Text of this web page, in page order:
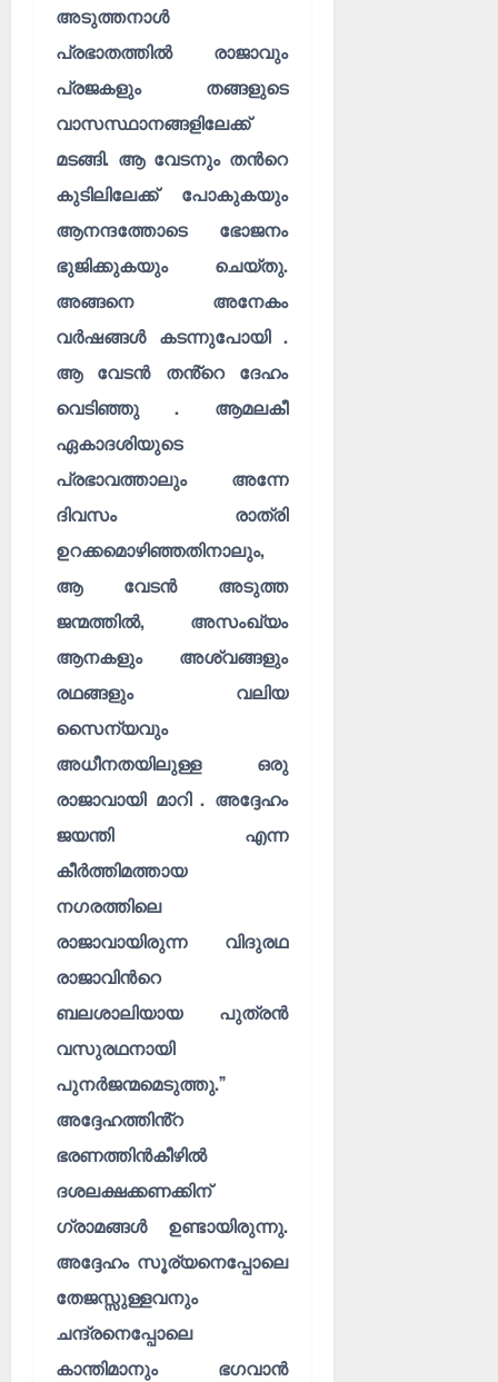
അടുത്തനാൾ
പ്രഭാതത്തിൽ രാജാവും
പ്രജകളും തങ്ങളുടെ
വാസസ്ഥാനങ്ങളിലേക്ക്
മടങ്ങി. ആ വേടനും തൻറെ
കുടിലിലേക്ക് പോകുകയും
ആനന്ദത്തോടെ ഭോജനം
ഭുജിക്കുകയും ചെയ്തു.
അങ്ങനെ അനേകം
വർഷങ്ങൾ കടന്നുപോയി .
ആ വേടൻ തൻ്റെ ദേഹം
വെടിഞ്ഞു . ആമലകീ
ഏകാദശിയുടെ
പ്രഭാവത്താലും അന്നേ
ദിവസം രാത്രി
ഉറക്കമൊഴിഞ്ഞതിനാലും,
ആ വേടൻ അടുത്ത
ജന്മത്തിൽ, അസംഖ്യം
ആനകളും അശ്വങ്ങളും
രഥങ്ങളും വലിയ
സൈന്യവും
അധീനതയിലുള്ള ഒരു
രാജാവായി മാറി . അദ്ദേഹം
ജയന്തി എന്ന
കീർത്തിമത്തായ
നഗരത്തിലെ
രാജാവായിരുന്ന വിദുരഥ
രാജാവിൻറെ
ബലശാലിയായ പുത്രൻ
വസുരഥനായി
പുനർജന്മമെടുത്തു.”
അദ്ദേഹത്തിൻ്റ
ഭരണത്തിൻകീഴിൽ
ദശലക്ഷക്കണക്കിന്
ഗ്രാമങ്ങൾ ഉണ്ടായിരുന്നു.
അദ്ദേഹം സൂര്യനെപ്പോലെ
തേജസ്സുള്ളവനും
ചന്ദ്രനെപ്പോലെ
കാന്തിമാനും ഭഗവാൻ